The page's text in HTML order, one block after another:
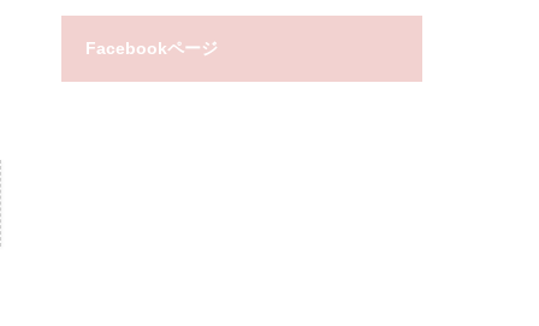
Facebookページ